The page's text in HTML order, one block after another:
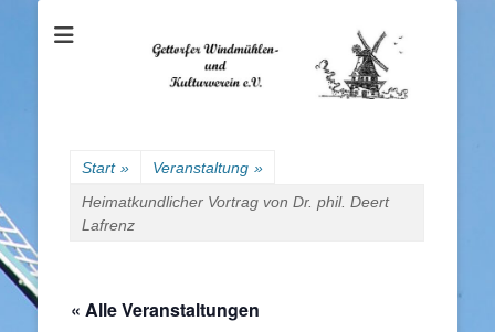
Gettorfer
Windmühlen- und
Kulturverein e.V.
Start » Veranstaltung »
Heimatkundlicher Vortrag von Dr. phil. Deert
Lafrenz
« Alle Veranstaltungen